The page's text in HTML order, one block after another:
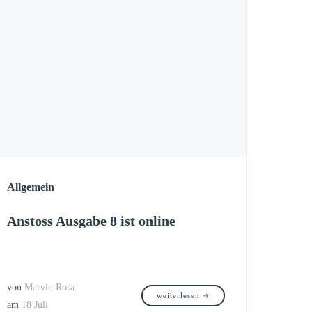
Allgemein
Anstoss Ausgabe 8 ist online
von Marvin Rosa
am 18 Juli
weiterlesen